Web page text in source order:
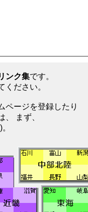
ンク集です。
ください。
ページを登録したり
掲示板に記事を投稿したりするには、 まず、